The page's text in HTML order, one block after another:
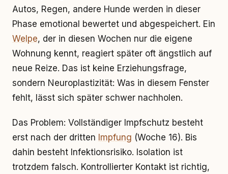
Autos, Regen, andere Hunde werden in dieser
Phase emotional bewertet und abgespeichert. Ein
Welpe, der in diesen Wochen nur die eigene
Wohnung kennt, reagiert später oft ängstlich auf
neue Reize. Das ist keine Erziehungsfrage,
sondern Neuroplastizität: Was in diesem Fenster
fehlt, lässt sich später schwer nachholen.
Das Problem: Vollständiger Impfschutz besteht
erst nach der dritten Impfung (Woche 16). Bis
dahin besteht Infektionsrisiko. Isolation ist
trotzdem falsch. Kontrollierter Kontakt ist richtig,